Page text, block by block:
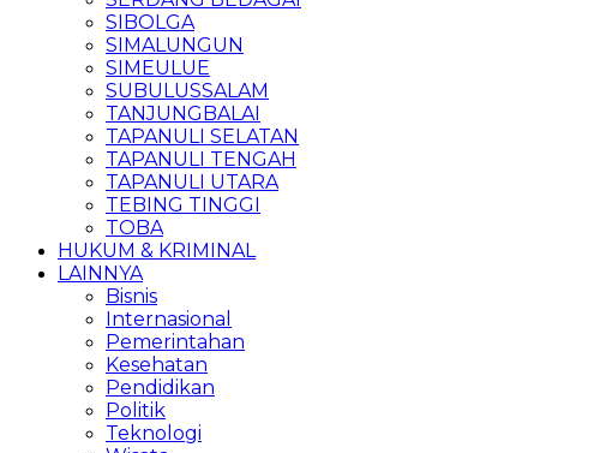
SIBOLGA
SIMALUNGUN
SIMEULUE
SUBULUSSALAM
TANJUNGBALAI
TAPANULI SELATAN
TAPANULI TENGAH
TAPANULI UTARA
TEBING TINGGI
TOBA
HUKUM & KRIMINAL
LAINNYA
Bisnis
Internasional
Pemerintahan
Kesehatan
Pendidikan
Politik
Teknologi